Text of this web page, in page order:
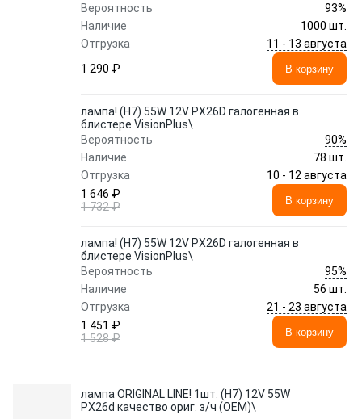
Вероятность
93%
Наличие
1000 шт.
Отгрузка
11 - 13 августа
1 290 ₽
В корзину
лампа! (H7) 55W 12V PX26D галогенная в
блистере VisionPlus\
Вероятность
90%
Наличие
78 шт.
Отгрузка
10 - 12 августа
1 646 ₽
1 732 ₽
В корзину
лампа! (H7) 55W 12V PX26D галогенная в
блистере VisionPlus\
Вероятность
95%
Наличие
56 шт.
Отгрузка
21 - 23 августа
1 451 ₽
1 528 ₽
В корзину
лампа ORIGINAL LINE! 1шт. (H7) 12V 55W
PX26d качество ориг. з/ч (ОЕМ)\